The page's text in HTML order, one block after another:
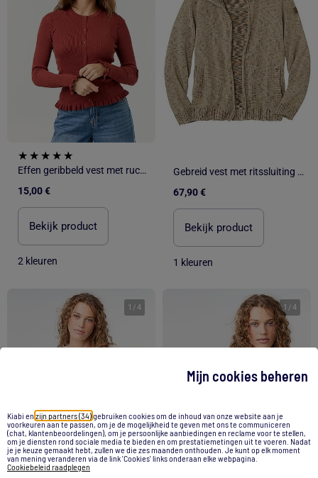
Mijn cookies beheren
Kiabi enzijn partners (34)gebruiken cookies om de inhoud van onze website aan je
voorkeuren aan te passen, om je de mogelijkheid te geven met ons te communiceren
(chat, klantenbeoordelingen), om je persoonlijke aanbiedingen en reclame voor te stellen,
om je diensten rond sociale media te bieden en om prestatiemetingen uit te voeren. Nadat
je je keuze gemaakt hebt, zullen we die zes maanden onthouden. Je kunt op elk moment
van mening veranderen via de link 'Cookies' links onderaan elke webpagina.
Cookiebeleid raadplegen
Effen geribbeld vest met ruchesafwerkingen
15,00 €
Bekijk product
2 kleuren
Gebreid vest met ritssluiting Forest - ATLAS FOR MEN
67,90 €
Bekijk product
1 kleuren
1 /4 1 /4